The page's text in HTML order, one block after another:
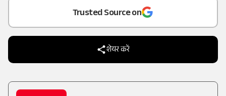
Trusted Source on
शेयर करें